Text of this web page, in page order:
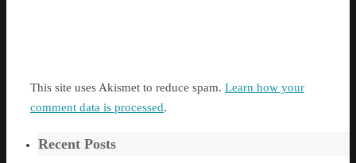
This site uses Akismet to reduce spam. Learn how your
comment data is processed.
Recent Posts